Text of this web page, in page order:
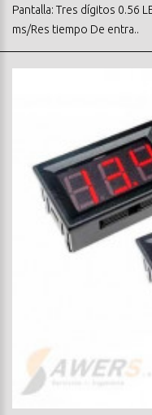
Pantalla: Tres dígitos 0.56
ms/Res tiempo De entra..